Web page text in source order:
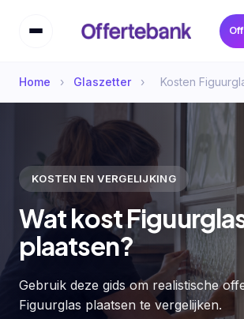
Home › Glaszetter › Kosten
KOSTEN EN VERGELIJKING
Wat kost
plaatsen?
Gebruik deze gids om realistische
Figuurglas plaatsen te vergelijken.